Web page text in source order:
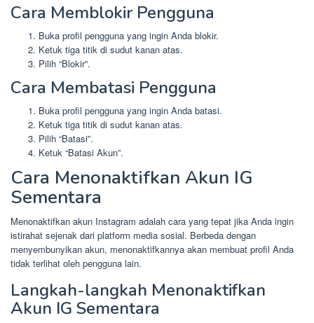
Cara Memblokir Pengguna
Buka profil pengguna yang ingin Anda blokir.
Ketuk tiga titik di sudut kanan atas.
Pilih “Blokir”.
Cara Membatasi Pengguna
Buka profil pengguna yang ingin Anda batasi.
Ketuk tiga titik di sudut kanan atas.
Pilih “Batasi”.
Ketuk “Batasi Akun”.
Cara Menonaktifkan Akun IG
Sementara
Menonaktifkan akun Instagram adalah cara yang tepat jika Anda ingin
istirahat sejenak dari platform media sosial. Berbeda dengan
menyembunyikan akun, menonaktifkannya akan membuat profil Anda
tidak terlihat oleh pengguna lain.
Langkah-langkah Menonaktifkan
Akun IG Sementara